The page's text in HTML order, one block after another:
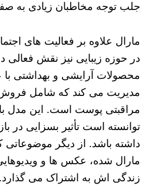
جلب توجه مخاطبان زیادی
مارال علاوه بر فعالیت‌ های
در حوزه زیبایی نیز نقش فعالی
محصولات آرایشی و بهداشتی با
مدیریت می‌ کند که شامل فروش
مراقبتی پوست است. این مدل
توانسته است تأثیر بسزایی در
داشته باشد. از دیگر
مارال شده، عکس‌ ها و
زندگی‌ اش به اشتراک می‌ گذارد.